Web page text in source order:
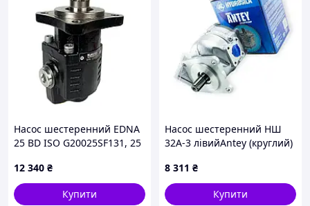
Насос шестеренний EDNA
25 BD ISO G20025SF131, 25
Туреччина
12 340 ₴
Купити
Насос шестеренний НШ
32А-3 лівийAntey (круглий)
8 311 ₴
Купити